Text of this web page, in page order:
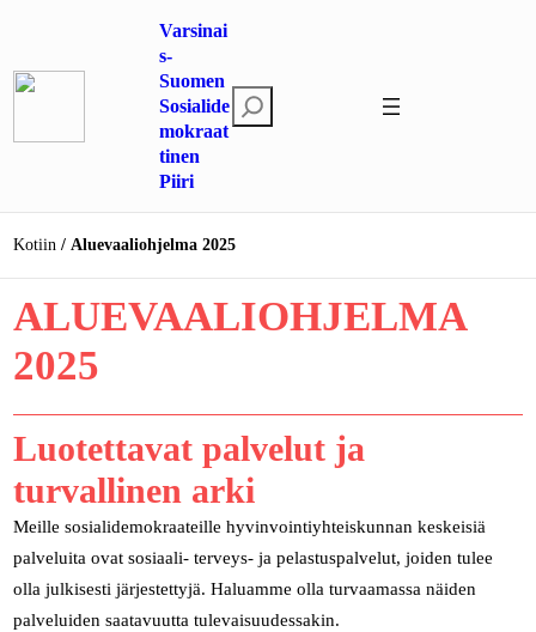
Varsinai
s-
Suomen
Sosialide
mokraat
tinen
Piiri
t
Kotiin Aluevaaliohjelma 2025
ALUEVAALIOHJELMA
2025
Luotettavat palvelut ja
turvallinen arki
Meille sosialidemokraateille hyvinvointiyhteiskunnan keskeisiä
palveluita ovat sosiaali- terveys- ja pelastuspalvelut, joiden tulee
olla julkisesti järjestettyjä. Haluamme olla turvaamassa näiden
palveluiden saatavuutta tulevaisuudessakin.